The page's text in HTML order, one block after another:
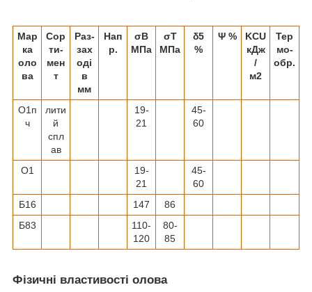
Мар
ка
оло
ва
Сор
ти-
мен
т
Раз-
зах
оді
в
мм
Нап
р.
σB
МПа
σT
МПа
δ5
%
Ψ %
KCU
кДж
/
м2
Тер
мо-
обр.
О1п
ч
лити
й
спл
ав
19-
21
45-
60
О1
19-
21
45-
60
Б16
147
86
Б83
110-
120
80-
85
Фізичні властивості олова